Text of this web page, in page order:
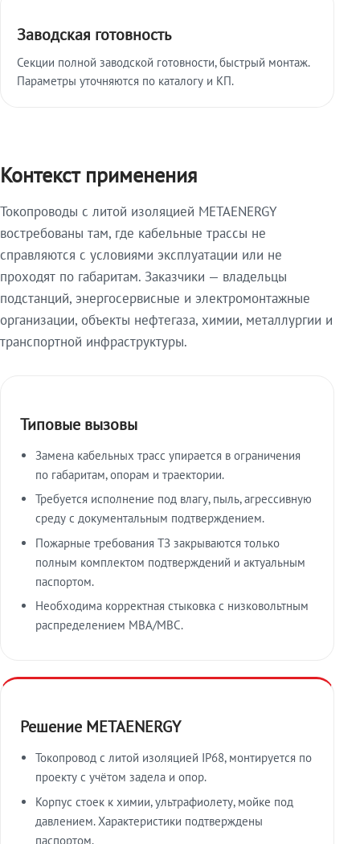
Заводская готовность
Секции полной заводской готовности, быстрый монтаж.
Параметры уточняются по каталогу и КП.
Контекст применения
Токопроводы с литой изоляцией METAENERGY
востребованы там, где кабельные трассы не
справляются с условиями эксплуатации или не
проходят по габаритам. Заказчики — владельцы
подстанций, энергосервисные и электромонтажные
организации, объекты нефтегаза, химии, металлургии и
транспортной инфраструктуры.
Типовые вызовы
Замена кабельных трасс упирается в ограничения
по габаритам, опорам и траектории.
Требуется исполнение под влагу, пыль, агрессивную
среду с документальным подтверждением.
Пожарные требования ТЗ закрываются только
полным комплектом подтверждений и актуальным
паспортом.
Необходима корректная стыковка с низковольтным
распределением МВА/МВС.
Решение METAENERGY
Токопровод с литой изоляцией IP68, монтируется по
проекту с учётом задела и опор.
Корпус стоек к химии, ультрафиолету, мойке под
давлением. Характеристики подтверждены
паспортом.